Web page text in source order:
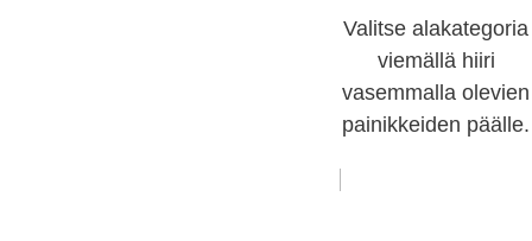
Valitse alakategoria
viemällä hiiri
vasemmalla olevien
painikkeiden päälle.